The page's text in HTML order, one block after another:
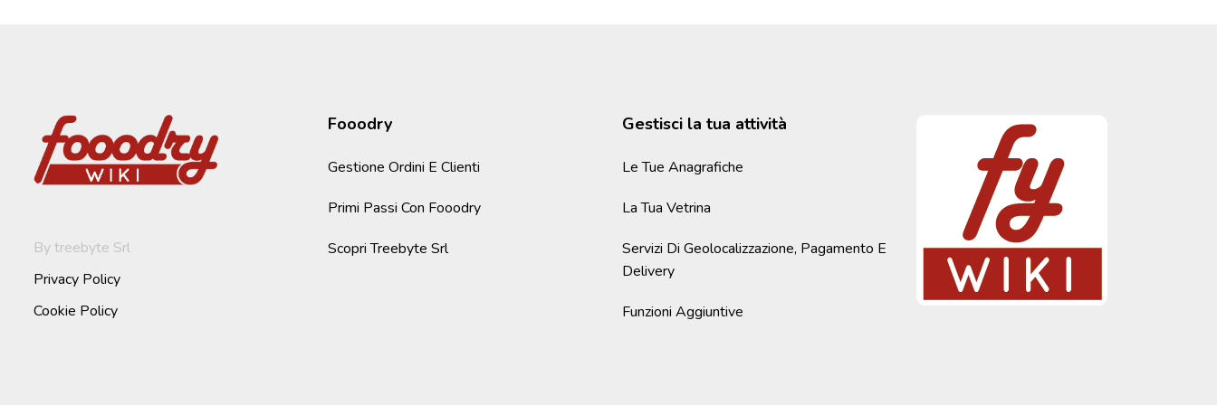
By treebyte Srl
Privacy Policy
Cookie Policy
Fooodry
Gestione Ordini E Clienti
Primi Passi Con Fooodry
Scopri Treebyte Srl
Gestisci la tua attività
Le Tue Anagrafiche
La Tua Vetrina
Servizi Di Geolocalizzazione, Pagamento E
Delivery
Funzioni Aggiuntive